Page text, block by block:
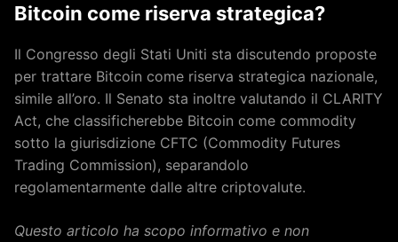
Bitcoin come riserva strategica?
Il Congresso degli Stati Uniti sta discutendo proposte
per trattare Bitcoin come riserva strategica nazionale,
simile all’oro. Il Senato sta inoltre valutando il CLARITY
Act, che classificherebbe Bitcoin come commodity
sotto la giurisdizione CFTC (Commodity Futures
Trading Commission), separandolo
regolamentarmente dalle altre criptovalute.
Questo articolo ha scopo informativo e non